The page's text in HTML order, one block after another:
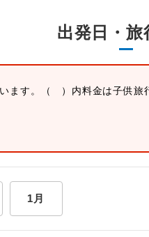
出発日・旅
ます。
（ ）内料金は子供旅
1月